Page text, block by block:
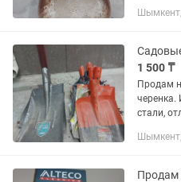
и других
1 500 ₸
Продам
черенка.
стали,
в саду,